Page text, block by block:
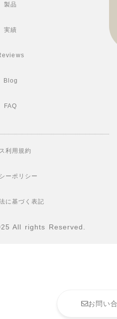
お問い
製品
実績
Blog
FAQ
All rights Reserved.
利用規約
ーポリシー
に基づく表記